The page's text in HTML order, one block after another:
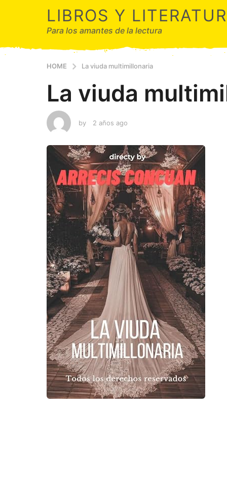
LIBROS Y
Para los amantes de la lectura
HOME La viuda multimillonaria
La viuda
by 2 años ago
o
s
a
g
o